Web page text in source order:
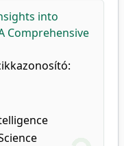
into
Comprehensive